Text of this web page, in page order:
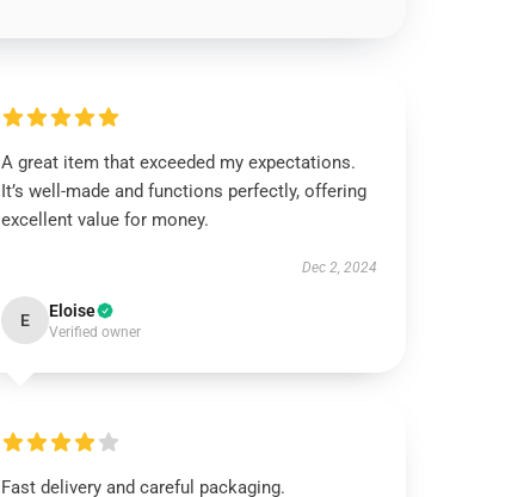
A great item that exceeded my expectations.
It’s well-made and functions perfectly, offering
excellent value for money.
Dec 2, 2024
E Eloise
Verified owner
Fast delivery and careful packaging.